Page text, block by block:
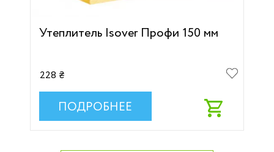
Утеплитель Isover Профи 150 мм
228 ₴
ПОДРОБНЕЕ